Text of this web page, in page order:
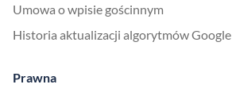
Umowa o wpisie gościnnym
Historia aktualizacji algorytmów Google
Prawna